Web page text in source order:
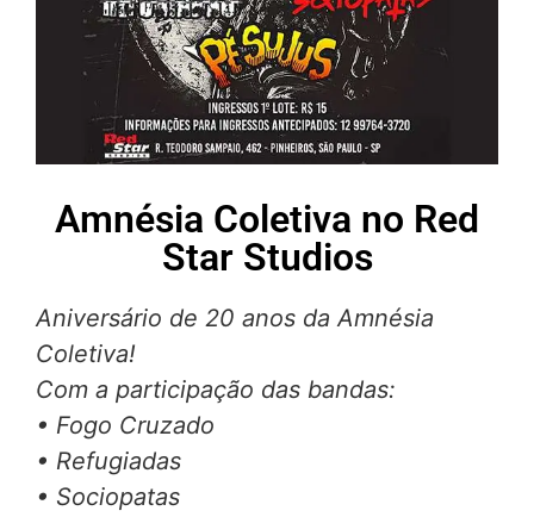
Amnésia Coletiva no Red
Star Studios
Aniversário de 20 anos da Amnésia
Coletiva!
Com a participação das bandas:
• Fogo Cruzado
• Refugiadas
• Sociopatas